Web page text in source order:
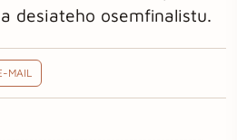
desiateho osemfinalistu.
MAIL